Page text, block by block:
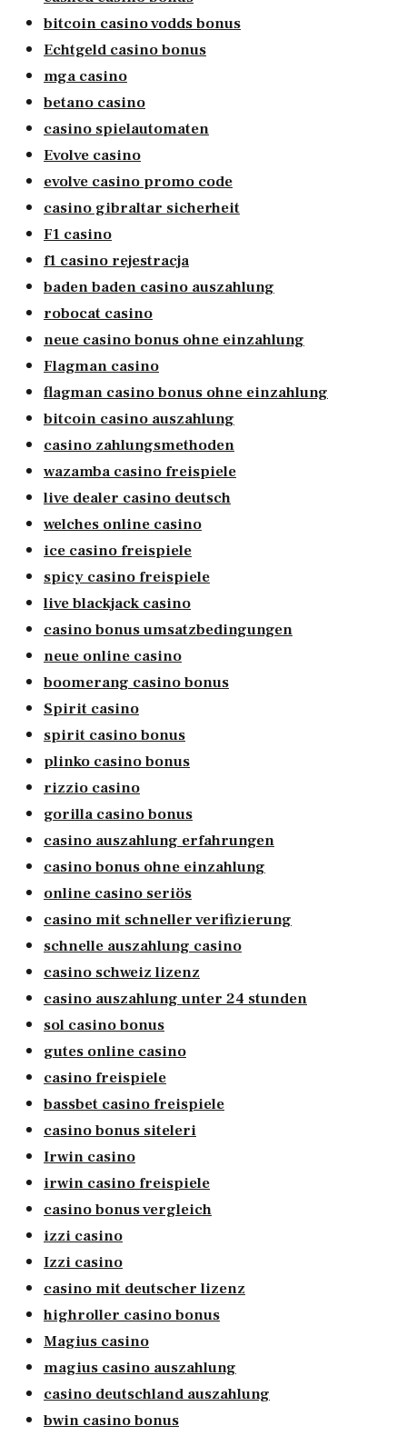
bitcoin casino vodds bonus
Echtgeld casino bonus
mga casino
betano casino
casino spielautomaten
Evolve casino
evolve casino promo code
casino gibraltar sicherheit
F1 casino
f1 casino rejestracja
baden baden casino auszahlung
robocat casino
neue casino bonus ohne einzahlung
Flagman casino
flagman casino bonus ohne einzahlung
bitcoin casino auszahlung
casino zahlungsmethoden
wazamba casino freispiele
live dealer casino deutsch
welches online casino
ice casino freispiele
spicy casino freispiele
live blackjack casino
casino bonus umsatzbedingungen
neue online casino
boomerang casino bonus
Spirit casino
spirit casino bonus
plinko casino bonus
rizzio casino
gorilla casino bonus
casino auszahlung erfahrungen
casino bonus ohne einzahlung
online casino seriös
casino mit schneller verifizierung
schnelle auszahlung casino
casino schweiz lizenz
casino auszahlung unter 24 stunden
sol casino bonus
gutes online casino
casino freispiele
bassbet casino freispiele
casino bonus siteleri
Irwin casino
irwin casino freispiele
casino bonus vergleich
izzi casino
Izzi casino
casino mit deutscher lizenz
highroller casino bonus
Magius casino
magius casino auszahlung
casino deutschland auszahlung
bwin casino bonus